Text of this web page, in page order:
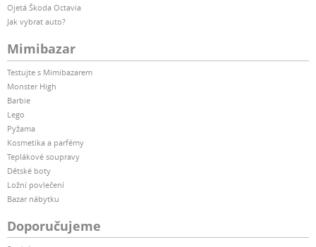
Ojetá Škoda Octavia
Jak vybrat auto?
Mimibazar
Testujte s Mimibazarem
Monster High
Barbie
Lego
Pyžama
Kosmetika a parfémy
Teplákové soupravy
Dětské boty
Ložní povlečení
Bazar nábytku
Doporučujeme